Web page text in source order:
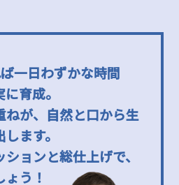
一日わずかな時間
育成。
ねが、自然と口から生
ます。
ョンと総仕上げで、
う！